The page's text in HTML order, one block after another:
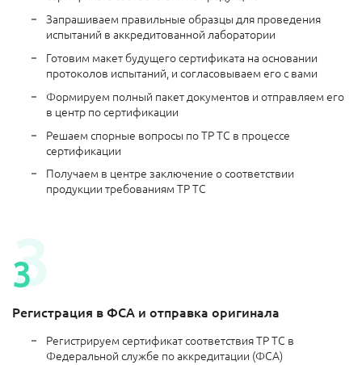
Запрашиваем правильные образцы для проведения
испытаний в аккредитованной лаборатории
Готовим макет будущего сертификата на основании
протоколов испытаний, и согласовываем его с вами
Формируем полный пакет документов и отправляем его
в центр по сертификации
Решаем спорные вопросы по ТР ТС в процессе
сертификации
Получаем в центре заключение о соответствии
продукции требованиям ТР ТС
Регистрация в ФСА и отправка оригинала
Регистрируем сертификат соответствия ТР ТС в
Федеральной службе по аккредитации (ФСА)